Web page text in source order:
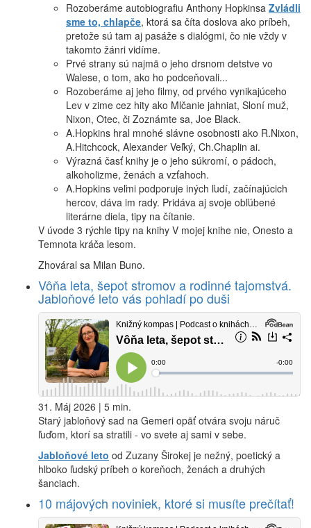
Rozoberáme autobiografiu Anthony Hopkinsa Zvládli
sme to, chlapče, ktorá sa číta doslova ako príbeh,
pretože sú tam aj pasáže s dialógmi, čo nie vždy v
takomto žánri vidíme.
Prvé strany sú najmä o jeho drsnom detstve vo
Walese, o tom, ako ho podceňovali...
Rozoberáme aj jeho filmy, od prvého vynikajúceho
Lev v zime cez hity ako Mlčanie jahniat, Sloní muž,
Nixon, Otec, či Zoznámte sa, Joe Black.
A.Hopkins hral mnohé slávne osobnosti ako R.Nixon,
A.Hitchcock, Alexander Veľký, Ch.Chaplin ai.
Výrazná časť knihy je o jeho súkromí, o pádoch,
alkoholizme, ženách a vzťahoch.
A.Hopkins veľmi podporuje iných ľudí, začínajúcich
hercov, dáva im rady. Pridáva aj svoje obľúbené
literárne diela, tipy na čítanie.
V úvode 3 rýchle tipy na knihy V mojej knihe nie, Onesto a
Temnota kráča lesom.
Zhováral sa Milan Buno.
Vôňa leta, šepot stromov a rodinné tajomstvá.
Jabloňové leto vás pohladí po duši
31. Máj 2026 | 5 min.
Starý jabloňový sad na Gemeri opäť otvára svoju náruč
ľuďom, ktorí sa stratili - vo svete aj sami v sebe.
Jabloňové leto od Zuzany Širokej je nežný, poetický a
hlboko ľudský príbeh o koreňoch, ženách a druhých
šanciach.
10 májových noviniek, ktoré si musíte prečítať!